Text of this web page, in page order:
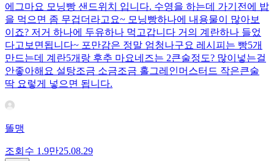
에그마요 모닝빵 샌드위치 입니다. 수영을 하는데 가기전에 밥
을 먹으면 좀 무겁더라고요~ 모닝빵하나에 내용물이 많아보
이죠? 저거 하나에 두유하나 먹고갑니다 거의 계란하나 들었
다고보면됩니다~ 포만감은 정말 엄청나구요 레시피는 빵5개
만드는데 계란5개랑 후추 마요네즈는 2큰술정도? 많이넣는걸
안좋아해요 설탕조금 소금조금 홀그레인머스터드 작은큰술
딱 요렇게 넣으면 됩니다.
똘맹
조회수 1.9만25.08.29